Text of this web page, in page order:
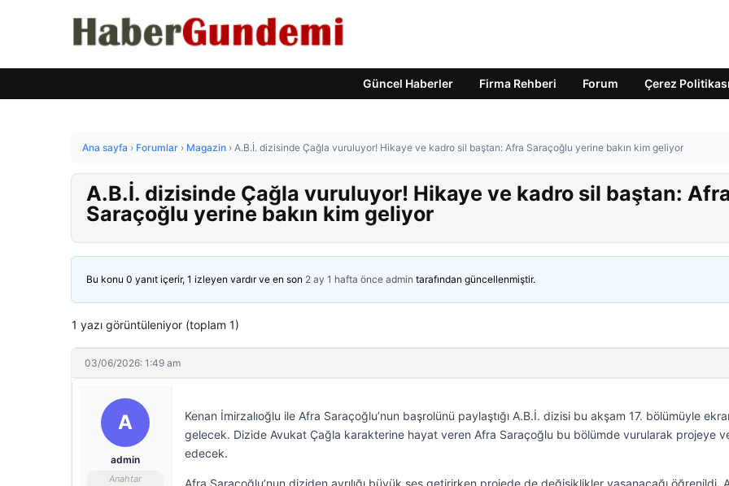
Güncel Haberler Firma Rehberi Forum Çerez Politikası
Ana sayfa › Forumlar › Magazin › A.B.İ. dizisinde Çağla vuruluyor! Hikaye ve kadro sil baştan: Afra Saraçoğlu yerine bakın kim geliyor
A.B.İ. dizisinde Çağla vuruluyor! Hikaye ve kadro sil baştan:
Saraçoğlu yerine bakın kim geliyor
Bu konu 0 yanıt içerir, 1 izleyen vardır ve en son 2 ay 1 hafta önce admin tarafından güncellenmiştir.
1 yazı görüntüleniyor (toplam 1)
03/06/2026: 1:49 am
A
admin
Anahtar
Kenan İmirzalıoğlu ile Afra Saraçoğlu’nun başrolünü paylaştığı A.B.İ. dizisi bu akşam 17. bölümüyle
gelecek. Dizide Avukat Çağla karakterine hayat veren Afra Saraçoğlu bu bölümde vurularak projeye
edecek.
Afra Saraçoğlu’nun diziden ayrılığı büyük ses getirirken projede de değişiklikler yaşanacağı öğrenildi.